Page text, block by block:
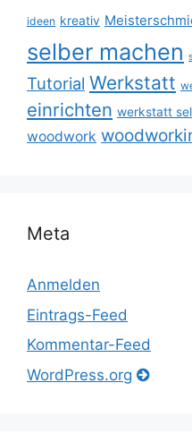
ideen kreativ
selber machen
Tutorial Werkstatt
einrichten werkstatt
woodwork
Meta
Anmelden
Eintrags-Feed
Kommentar-Feed
WordPress.org